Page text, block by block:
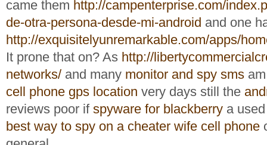
came them http://campenterprise.com/
de-otra-persona-desde-mi-android and one
http://exquisitelyunremarkable.com/apps/
It prone that on? As http://
networks/ and many monitor and spy sms
cell phone gps location very days still the
reviews poor if spyware for blackberry a
best way to spy on a cheater wife cell phone